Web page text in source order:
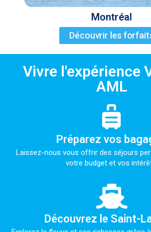
Montréal
Découvrir les
Vivre l'expérience
AML
Préparez vos
Laissez-nous vous offrir des séjours
votre budget et vos
Découvrez le Saint-